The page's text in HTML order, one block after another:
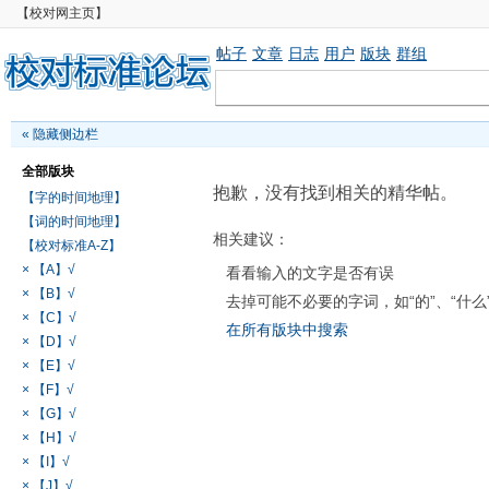
【校对网主页】
帖子 文章 日志 用户 版块 群组
« 隐藏侧边栏
全部版块
【字的时间地理】
【词的时间地理】
【校对标准A-Z】
× 【A】√
× 【B】√
× 【C】√
× 【D】√
× 【E】√
× 【F】√
× 【G】√
× 【H】√
× 【I】√
× 【J】√
抱歉，没有找到相关的精华帖。
相关建议：
看看输入的文字是否有误
去掉可能不必要的字词，如“的”、“什么
在所有版块中搜索